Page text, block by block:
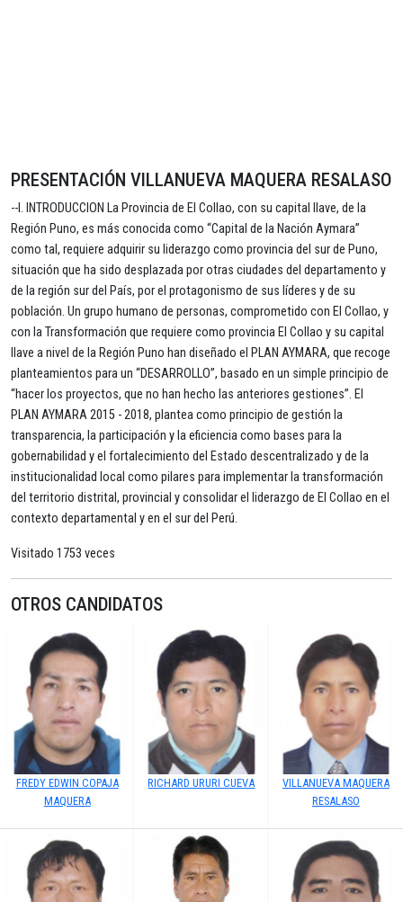
PRESENTACIÓN VILLANUEVA MAQUERA RESALASO
--I. INTRODUCCION La Provincia de El Collao, con su capital Ilave, de la
Región Puno, es más conocida como “Capital de la Nación Aymara”
como tal, requiere adquirir su liderazgo como provincia del sur de Puno,
situación que ha sido desplazada por otras ciudades del departamento y
de la región sur del País, por el protagonismo de sus líderes y de su
población. Un grupo humano de personas, comprometido con El Collao, y
con la Transformación que requiere como provincia El Collao y su capital
Ilave a nivel de la Región Puno han diseñado el PLAN AYMARA, que recoge
planteamientos para un “DESARROLLO”, basado en un simple principio de
“hacer los proyectos, que no han hecho las anteriores gestiones”. El
PLAN AYMARA 2015 - 2018, plantea como principio de gestión la
transparencia, la participación y la eficiencia como bases para la
gobernabilidad y el fortalecimiento del Estado descentralizado y de la
institucionalidad local como pilares para implementar la transformación
del territorio distrital, provincial y consolidar el liderazgo de El Collao en el
contexto departamental y en el sur del Perú.
Visitado 1753 veces
OTROS CANDIDATOS
FREDY EDWIN COPAJA
MAQUERA
RICHARD URURI CUEVA
VILLANUEVA MAQUERA
RESALASO